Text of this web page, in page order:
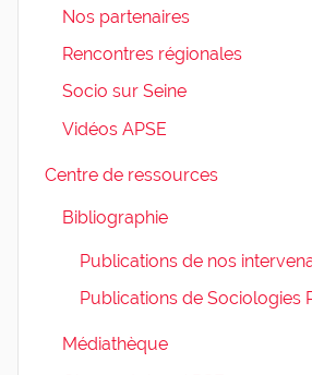
Nos partenaires
Rencontres régionales
Socio sur Seine
Vidéos APSE
Centre de ressources
Bibliographie
Publications de nos
Publications de Sociologies
Médiathèque